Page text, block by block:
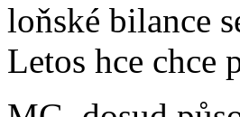
loňské bilance
Letos hce chce